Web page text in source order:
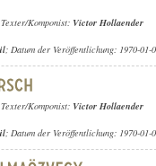
Komponist: Victor Hollaender
; Datum der Veröffentlichung: 1970-01-
Komponist: Victor Hollaender
; Datum der Veröffentlichung: 1970-01-